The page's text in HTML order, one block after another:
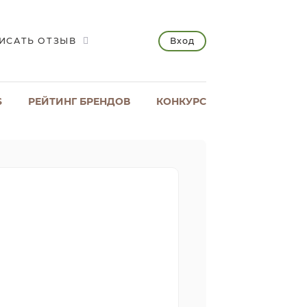
ОТЗЫВ Вход
РЕЙТИНГ БРЕНДОВ КОНКУРС